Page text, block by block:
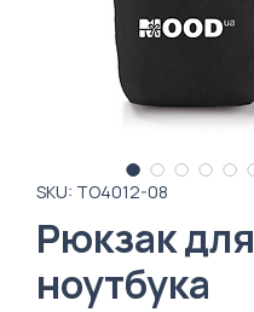
SKU: ТО4012-08
Рюкзак для
ноутбука